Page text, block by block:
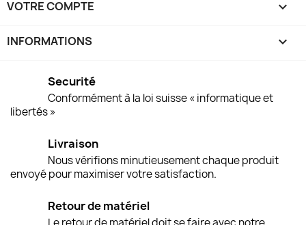
VOTRE COMPTE 
INFORMATIONS keyboard_arrow_down
Securité
Conformément à la loi suisse « informatique et
libertés »
Livraison
Nous vérifions minutieusement chaque produit
envoyé pour maximiser votre satisfaction.
Retour de matériel